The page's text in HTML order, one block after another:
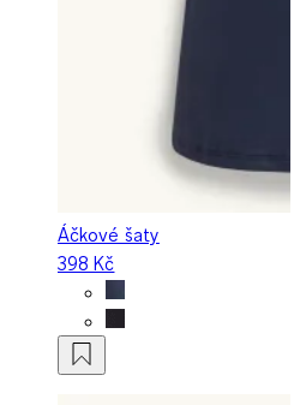
Áčkové šaty
398 Kč